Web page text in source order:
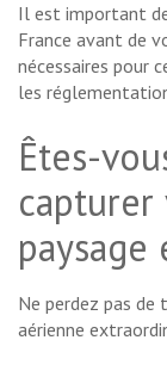
Il est important
France avant de
nécessaires pour
les
Êtes-
paysage
Ne perdez pas
aérienne